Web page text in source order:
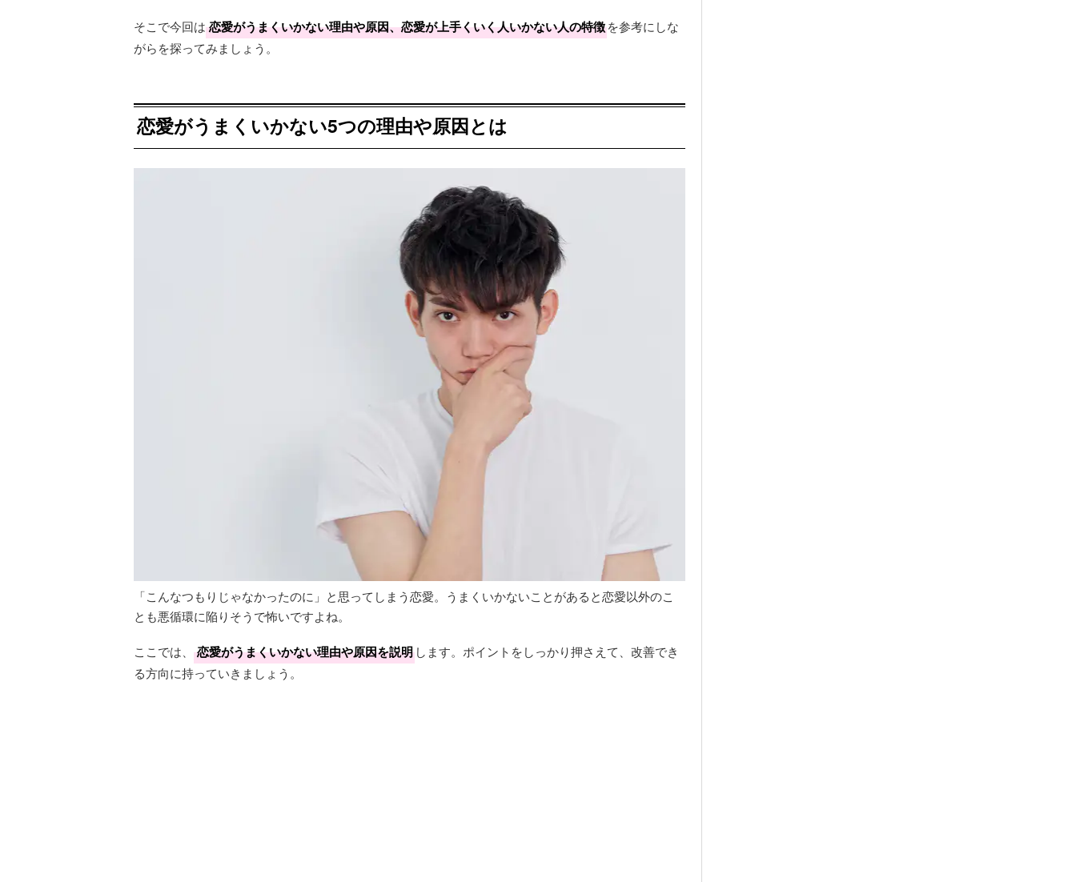
そこで今回は 恋愛がうまくいかない理由や原因、恋愛が上手くいく人いかない人の特徴を参考にしな
がらを探ってみましょう。
恋愛がうまくいかない5つの理由や原因とは
「こんなつもりじゃなかったのに」と思ってしまう恋愛。うまくいかないことがあると恋愛以外のこ
とも悪循環に陥りそうで怖いですよね。
ここでは、 恋愛がうまくいかない理由や原因を説明 します。ポイントをしっかり押さえて、改善でき
る方向に持っていきましょう。